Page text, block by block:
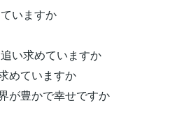
いますか
い求めていますか
めていますか
が豊かで幸せですか